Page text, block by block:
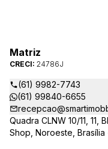
Matriz
CRECI: 24786J
(61) 9982-7743
(61) 99840-6655
Quadra CLNW 10/11, 11,
Shop, Noroeste,